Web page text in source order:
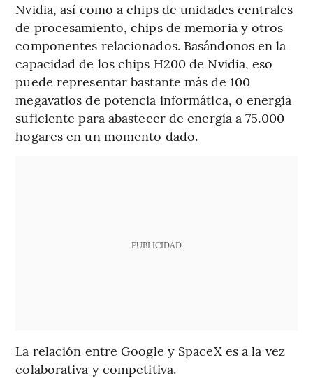
Nvidia, así como a chips de unidades centrales
de procesamiento, chips de memoria y otros
componentes relacionados. Basándonos en la
capacidad de los chips H200 de Nvidia, eso
puede representar bastante más de 100
megavatios de potencia informática, o energía
suficiente para abastecer de energía a 75.000
hogares en un momento dado.
PUBLICIDAD
La relación entre Google y SpaceX es a la vez
colaborativa y competitiva.